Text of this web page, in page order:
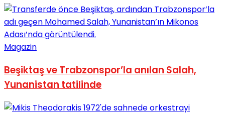
Magazin
Beşiktaş ve Trabzonspor’la anılan Salah,
Yunanistan tatilinde